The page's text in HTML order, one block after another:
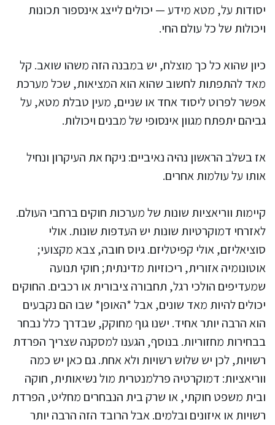
יסודות על, מטא מידע — יכולים לייצג אינספור תכונות
ויכולות של כל עולם החי.
כיון שהוא כל כך מוצלח, יש במבנה הזה משהו שואב. קל
מאד להתפתות לחשוב שהוא הוא המציאות, שכל מערכת
אפשר לפרוט ליסוד אחד או שניים, מעין טבלת מטא, על
גביהם יתפתח מגוון אינסופי של מבנים ויכולות.
אז בשלב הראשון נהיה נאיביים: ניקח את העיקרון ונחיל
אותו על עולמות אחרים.
קיימות ווריאציות שונות של מערכות חוקים ברחבי העולם.
לאזרחי דמוקרטיות שונות יש העדפות שונות. אולי
סוציאליזם, אולי קפיטליזם. גיוס חובה, צבא מקצועי;
אוטונומיה אזורית, ריכוזיות מדינתית; חוקי תנועה
שמעדיפים הולכי רגל, תחבורה ציבורית או רכבים. החוקים
יכולים להיות מאד שונים, אבל *האופן* שבו הם נקבעים
הוא הרבה יותר אחיד. ישנו גוף מחוקק, שבדרך כלל נבחר
בבחירות מחזוריות. בנוסף, הגענו למסקנה שצריך הפרדת
רשויות, לכן יש שלוש רשויות ולא אחת. גם כאן יש כמה
ווריאציות: דמוקרטיה פרלמנטרית מול נשיאותית, חוקה
ובית משפט חוקתי, או שרק בית הנבחרים מחליט, הפרדת
רשויות או איזונים ובלמים. אבל הרובד הזה הרבה יותר